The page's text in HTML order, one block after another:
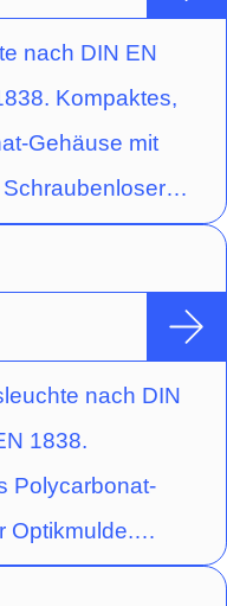
gegossener
nach DIN EN
Kompaktes,
Gehäuse mit
gegossener
nach DIN
1838.
Polycarbonat-
Optikmulde.
durch